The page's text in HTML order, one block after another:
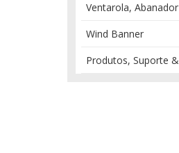
Ventarola,
Wind Banner
Produtos, Suporte